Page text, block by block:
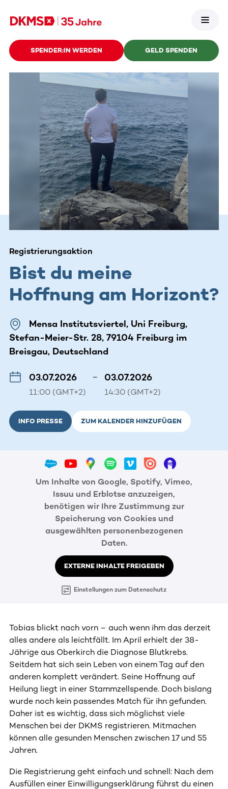
SPENDER:IN WERDEN GELD SPENDEN
Registrierungsaktion
Bist du meine
Hoffnung am Horizont?
Mensa Institutsviertel, Uni Freiburg,
Stefan-Meier-Str. 28, 79104 Freiburg im
Breisgau, Deutschland
03.07.2026
11:00 (GMT+2)
– 03.07.2026
14:30 (GMT+2)
INFO PRESSE ZUM KALENDER HINZUFÜGEN
Um Inhalte von Google, Spotify, Vimeo,
Issuu und Erblotse anzuzeigen,
benötigen wir Ihre Zustimmung zur
Speicherung von Cookies und
ausgewählten personenbezogenen
Daten.
EXTERNE INHALTE FREIGEBEN
Einstellungen zum Datenschutz
Tobias blickt nach vorn – auch wenn ihm das derzeit
alles andere als leichtfällt. Im April erhielt der 38-
Jährige aus Oberkirch die Diagnose Blutkrebs.
Seitdem hat sich sein Leben von einem Tag auf den
anderen komplett verändert. Seine Hoffnung auf
Heilung liegt in einer Stammzellspende. Doch bislang
wurde noch kein passendes Match für ihn gefunden.
Daher ist es wichtig, dass sich möglichst viele
Menschen bei der DKMS registrieren. Mitmachen
können alle gesunden Menschen zwischen 17 und 55
Jahren.
Die Registrierung geht einfach und schnell: Nach dem
Ausfüllen einer Einwilligungserklärung führst du einen